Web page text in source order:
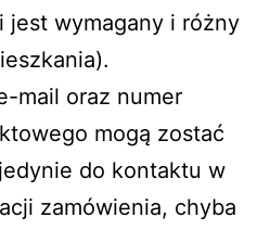
jest wymagany i różny
mail oraz numer
mogą zostać
do kontaktu w
zamówienia, chyba